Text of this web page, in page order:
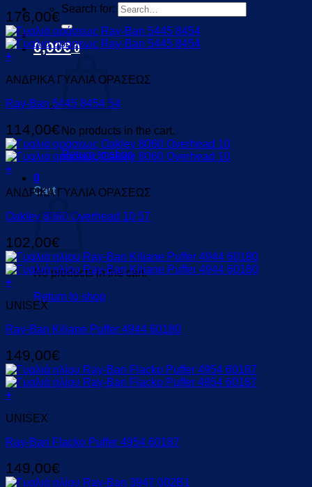
Search for:
0,00€ 0
No products in the cart.
Return to shop
0
Cart
No products in the cart.
Return to shop
176,00€
+
ΑΝΔΡΙΚΑ ΓΥΑΛΙΑ ΟΡΑΣΕΩΣ
Ray-Ban 5445 8454 54
114,00€
+
ΑΝΔΡΙΚΑ ΓΥΑΛΙΑ ΟΡΑΣΕΩΣ
Oakley 8060 Overhead 10 57
102,00€
+
UNISEX
Ray-Ban Kiliane Puffer 4944 60180
149,00€
+
UNISEX
Ray-Ban Flacko Puffer 4954 60187
149,00€